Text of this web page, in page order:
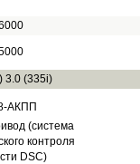
3.0 (335i)
АКПП
(система
контроля
DSC)